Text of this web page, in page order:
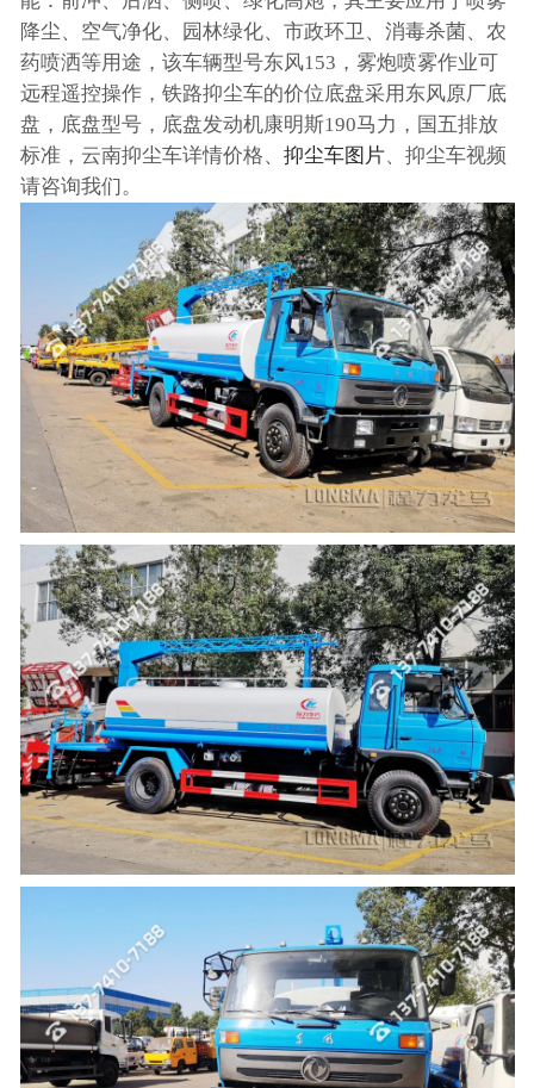
降尘、空气净化、园林绿化、市政环卫、消毒杀菌、农
药喷洒等用途，该车辆型号东风153，雾炮喷雾作业可
远程遥控操作，铁路抑尘车的价位底盘采用东风原厂底
盘，底盘型号，底盘发动机康明斯190马力，国五排放
标准，云南抑尘车详情价格、 抑尘车图片、抑尘车视频
请咨询我们。